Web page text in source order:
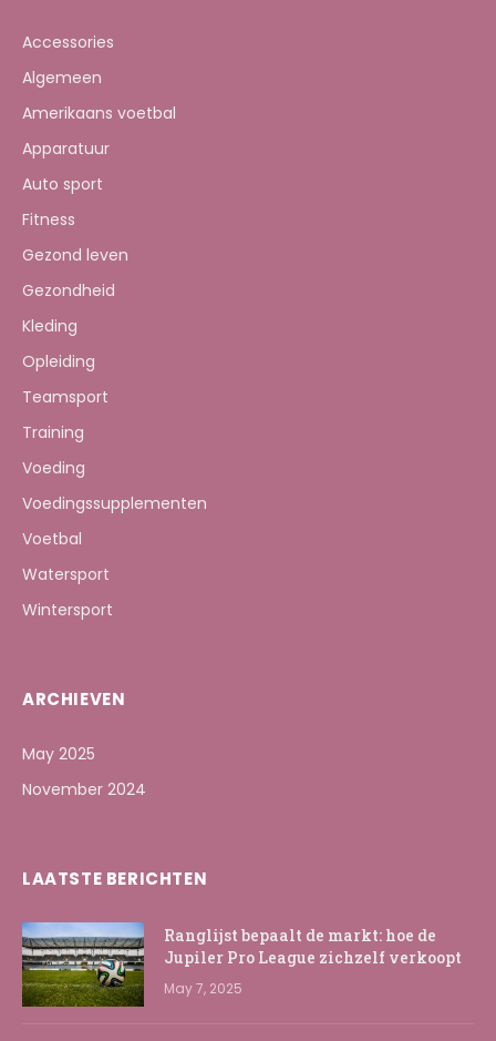
Accessories
Algemeen
Amerikaans voetbal
Apparatuur
Auto sport
Fitness
Gezond leven
Gezondheid
Kleding
Opleiding
Teamsport
Training
Voeding
Voedingssupplementen
Voetbal
Watersport
Wintersport
ARCHIEVEN
May 2025
November 2024
LAATSTE BERICHTEN
Ranglijst bepaalt de markt: hoe de
Jupiler Pro League zichzelf verkoopt
May 7, 2025